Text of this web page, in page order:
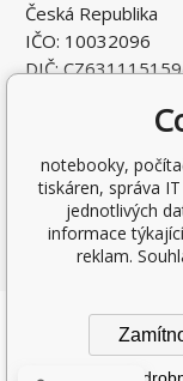
Česká Republika
IČO: 10032096
DIČ:
notebooky,
tiskáren, správa
jednotlivých
informace
reklam.